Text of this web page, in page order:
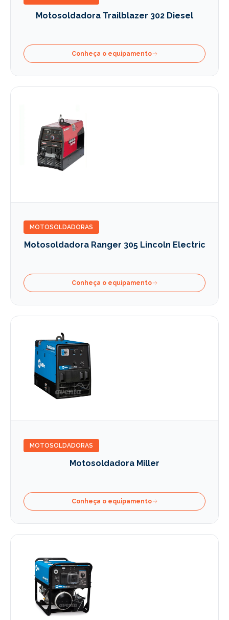
Motosoldadora Trailblazer 302 Diesel
Conheça o equipamento
MOTOSOLDADORAS
Motosoldadora Ranger 305 Lincoln Electric
Conheça o equipamento
MOTOSOLDADORAS
Motosoldadora Miller
Conheça o equipamento